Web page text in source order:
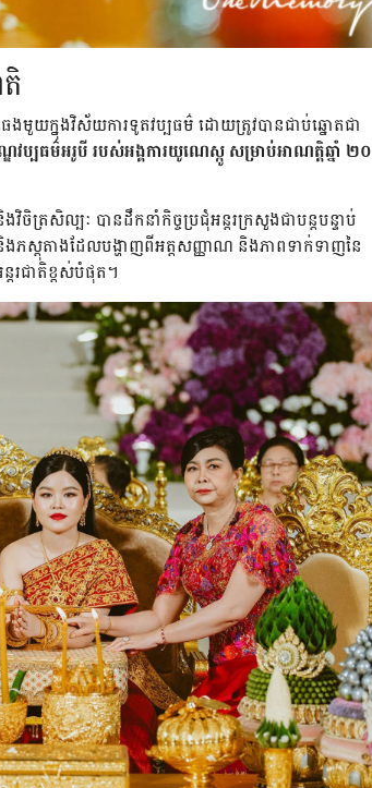
តិ
មួយក្នុងវិស័យការទូតវប្បធម៌ ដោយត្រូវបានជាប់ឆ្នោតជា
ឌវប្បធម៌អរូបី របស់អង្គការយូណេស្កូ សម្រាប់អាណត្តិឆ្នាំ ២០
ត្រសិល្បៈ បានដឹកនាំកិច្ចប្រជុំអន្តរក្រសួងជាបន្តបន្ទាប់
ភស្តុតាងដែលបង្ហាញពីអត្តសញ្ញាណ និងភាពទាក់ទាញនៃ
តរជាតិខ្ពស់បំផុត។